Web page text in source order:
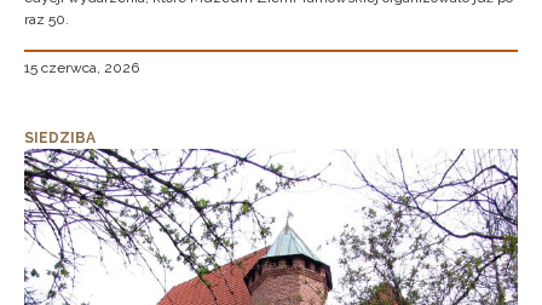
raz 50.
15 czerwca, 2026
SIEDZIBA